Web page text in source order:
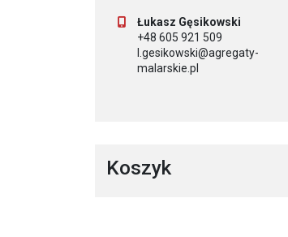
Łukasz Gęsikowski
+48 605 921 509
l.gesikowski@agregaty-
malarskie.pl
Koszyk